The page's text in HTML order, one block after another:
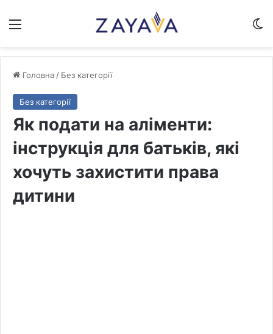
Меню
Головна / Без категорії
Без категорії
Як подати на аліменти:
інструкція для батьків, які
хочуть захистити права
дитини